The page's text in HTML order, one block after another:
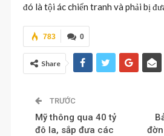
đó là tội ác chiến tranh và phải bị
0
783
Share
TRƯỚC
Mỹ thông qua 40 tỷ
đô la, sắp đưa các